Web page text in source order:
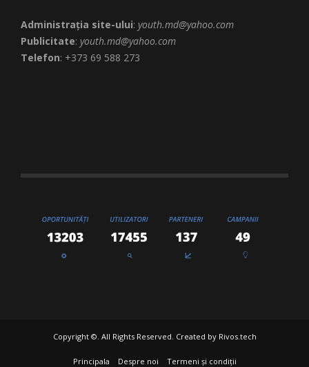
Administrația site-ului: youth.md@yahoo.com
Publicitate: youth.md@yahoo.com
Telefon: +373 69 588 273
Copyright ©. All Rights Reserved. Created by Rivos.tech
Principala Despre noi Termeni și condiții